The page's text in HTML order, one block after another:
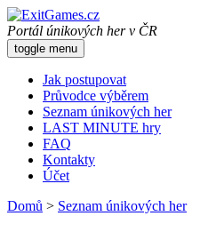
Portál únikových her v ČR
toggle menu
Jak postupovat
Průvodce výběrem
Seznam únikových her
LAST MINUTE hry
FAQ
Kontakty
Účet
Domů > Seznam únikových her